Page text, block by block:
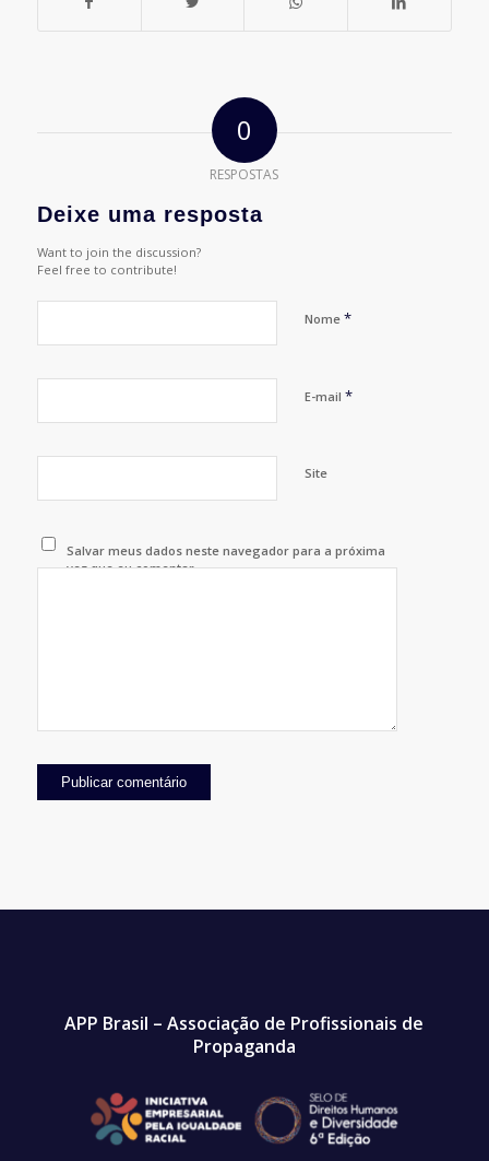
0
RESPOSTAS
Deixe uma resposta
Want to join the discussion?
Feel free to contribute!
Nome *
E-mail *
Site
Salvar meus dados neste navegador para a próxima
vez que eu comentar.
APP Brasil – Associação de Profissionais de
Propaganda